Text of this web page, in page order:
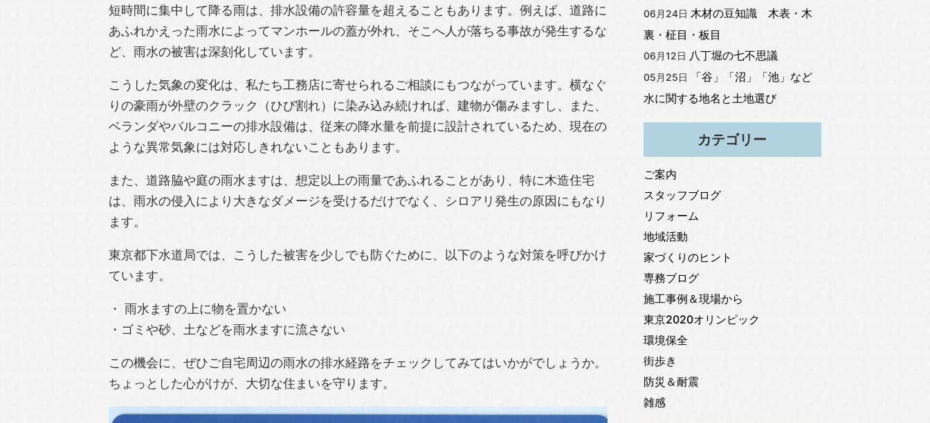
短時間に集中して降る雨は、排水設備の許容量を超えることもあります。例えば、道路に
あふれかえった雨水によってマンホールの蓋が外れ、そこへ人が落ちる事故が発生するな
ど、雨水の被害は深刻化しています。
こうした気象の変化は、私たち工務店に寄せられるご相談にもつながっています。横なぐ
りの豪雨が外壁のクラック（ひび割れ）に染み込み続ければ、建物が傷みますし、また、
ベランダやバルコニーの排水設備は、従来の降水量を前提に設計されているため、現在の
ような異常気象には対応しきれないこともあります。
また、道路脇や庭の雨水ますは、想定以上の雨量であふれることがあり、特に木造住宅
は、雨水の侵入により大きなダメージを受けるだけでなく、シロアリ発生の原因にもなり
ます。
東京都下水道局では、こうした被害を少しでも防ぐために、以下のような対策を呼びかけ
ています。
・ 雨水ますの上に物を置かない
・ゴミや砂、土などを雨水ますに流さない
この機会に、ぜひご自宅周辺の雨水の排水経路をチェックしてみてはいかがでしょうか。
ちょっとした心がけが、大切な住まいを守ります。
06月24日 木材の豆知識 木表・木
裏・柾目・板目
06月12日 八丁堀の七不思議
05月25日
「谷」「沼」「池」など
水に関する地名と土地選び
カテゴリー
ご案内
スタッフブログ
リフォーム
地域活動
家づくりのヒント
専務ブログ
施工事例＆現場から
東京2020オリンピック
環境保全
街歩き
防災＆耐震
雑感